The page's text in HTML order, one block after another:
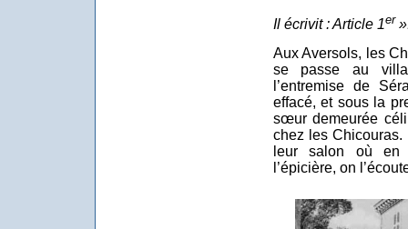
Il écrivit : Article 1er
Aux Aversols, les
se passe au
l’entremise de
effacé, et sous la
sœur demeurée
chez les
leur salon où en
l’épicière, on